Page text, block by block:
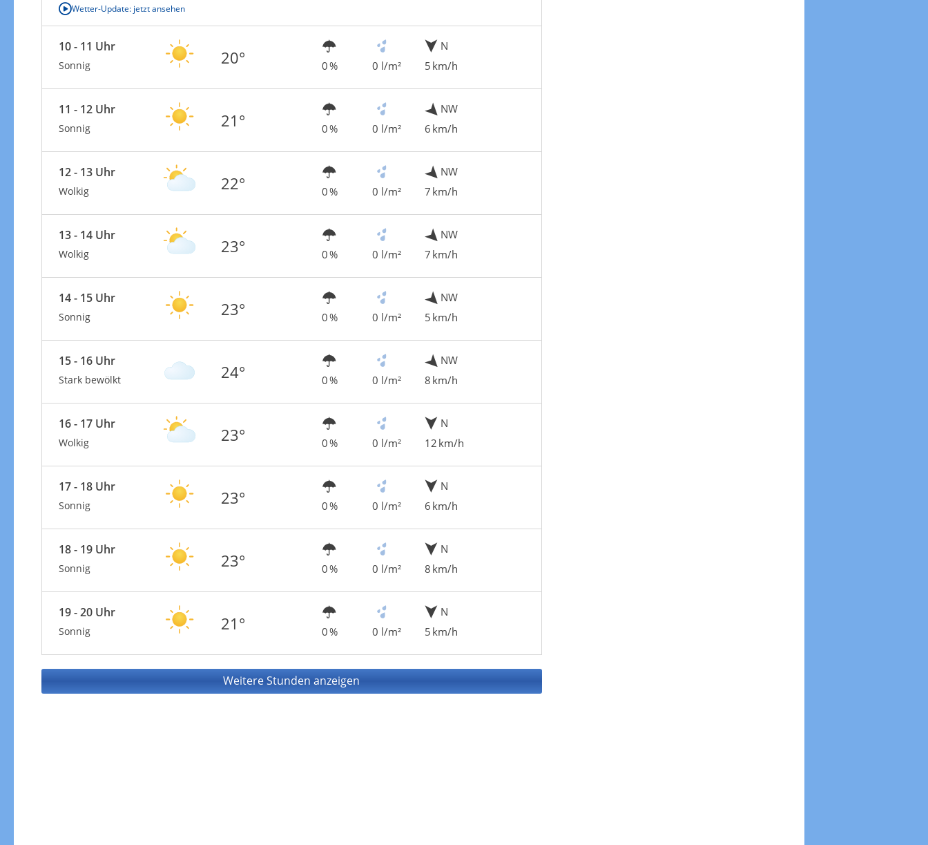
Wetter-Update: jetzt ansehen
10 - 11 Uhr
Sonnig 20° 0 % 0 l/m²
N
5 km/h
11 - 12 Uhr
Sonnig 21° 0 % 0 l/m²
NW
6 km/h
12 - 13 Uhr
Wolkig 22° 0 % 0 l/m²
NW
7 km/h
13 - 14 Uhr
Wolkig 23° 0 % 0 l/m²
NW
7 km/h
14 - 15 Uhr
Sonnig 23° 0 % 0 l/m²
NW
5 km/h
15 - 16 Uhr
Stark bewölkt 24° 0 % 0 l/m²
NW
8 km/h
16 - 17 Uhr
Wolkig 23° 0 % 0 l/m²
N
12 km/h
17 - 18 Uhr
Sonnig 23° 0 % 0 l/m²
N
6 km/h
18 - 19 Uhr
Sonnig 23° 0 % 0 l/m²
N
8 km/h
19 - 20 Uhr
Sonnig 21° 0 % 0 l/m²
N
5 km/h
Weitere Stunden anzeigen